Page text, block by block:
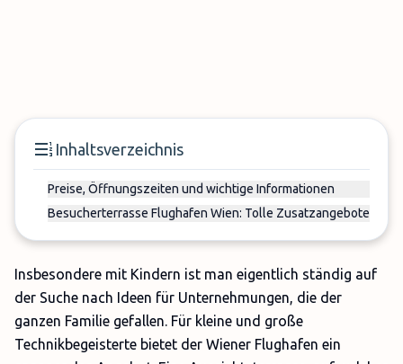
Inhaltsverzeichnis
Preise, Öffnungszeiten und wichtige Informationen
Besucherterrasse Flughafen Wien: Tolle Zusatzangebote
Insbesondere mit Kindern ist man eigentlich ständig auf
der Suche nach Ideen für Unternehmungen, die der
ganzen Familie gefallen. Für kleine und große
Technikbegeisterte bietet der Wiener Flughafen ein